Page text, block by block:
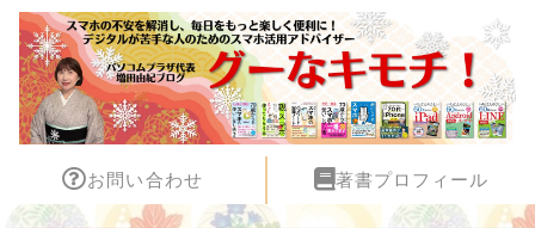
お問い合わせ 著書プロフィール